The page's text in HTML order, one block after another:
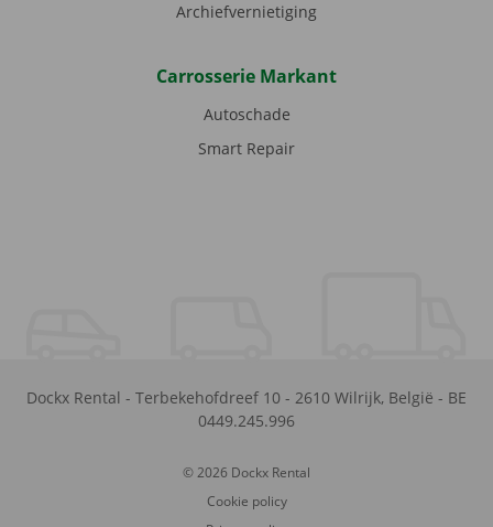
Archiefvernietiging
Carrosserie Markant
Autoschade
Smart Repair
Dockx Rental - Terbekehofdreef 10 - 2610 Wilrijk, België - BE
0449.245.996
© 2026 Dockx Rental
Cookie policy